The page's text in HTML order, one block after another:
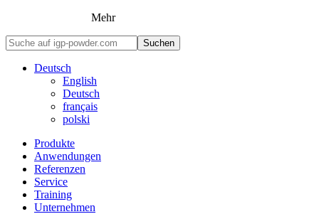
Mehr
Suchen
Deutsch
English
Deutsch
français
polski
Produkte
Anwendungen
Referenzen
Service
Training
Unternehmen